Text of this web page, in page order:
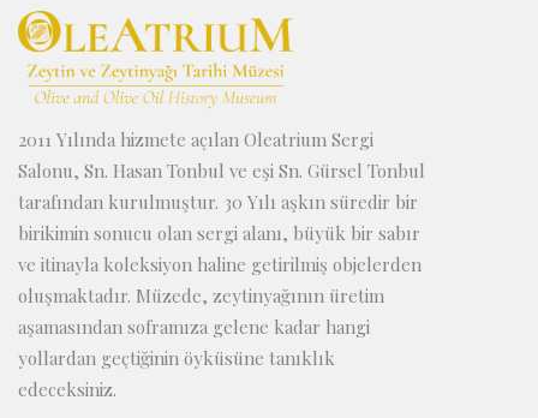
2011 Yılında hizmete açılan Oleatrium Sergi
Salonu, Sn. Hasan Tonbul ve eşi Sn. Gürsel Tonbul
tarafından kurulmuştur. 30 Yılı aşkın süredir bir
birikimin sonucu olan sergi alanı, büyük bir sabır
ve itinayla koleksiyon haline getirilmiş objelerden
oluşmaktadır. Müzede, zeytinyağının üretim
aşamasından soframıza gelene kadar hangi
yollardan geçtiğinin öyküsüne tanıklık
edeceksiniz.